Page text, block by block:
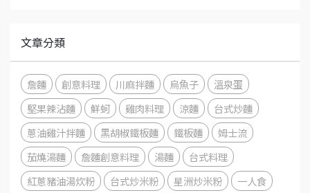
文章分類
詹麵 創意料理 川麻拌麵 烏魚子
溫泉蛋
堅果辣沾麵
鮮蚵 雞肉料理 涼麵
台式炒麵
蔥油雞汁拌麵
黑胡椒鐵板麵 鐵板麵
姆士流
茄燒湯麵
詹麵創意料理 湯麵
台式料理
紅蔥豬油湯炊粉
台式炒米粉 星洲炒米粉
一人食